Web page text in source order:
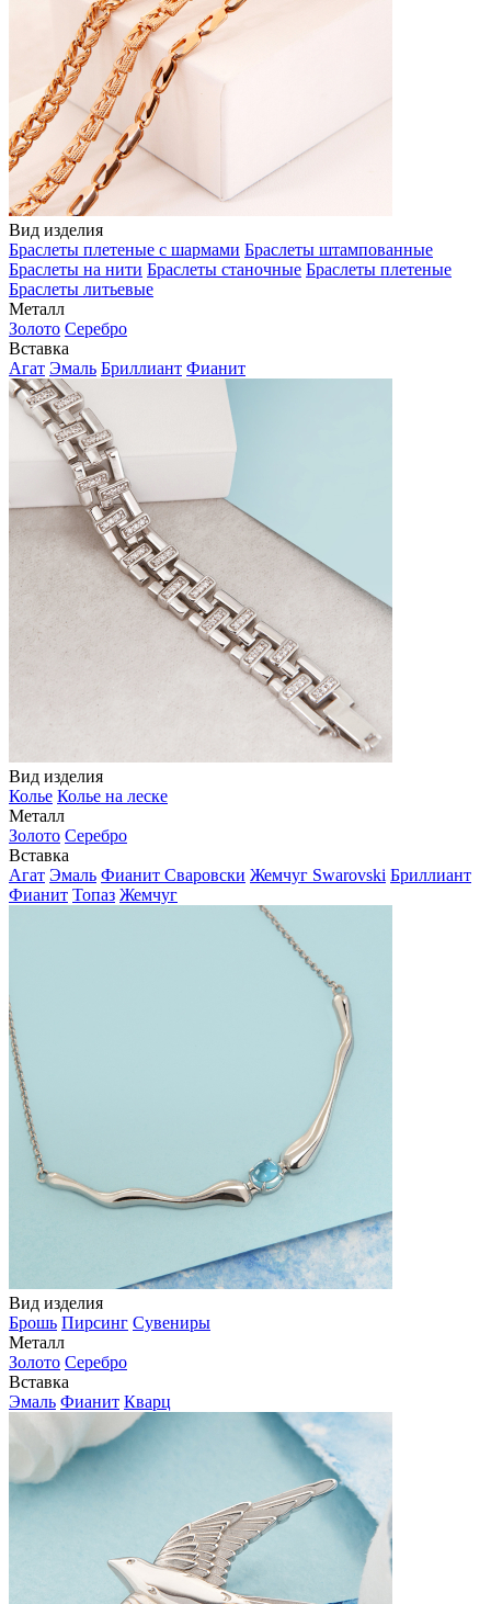
Вид изделия
Браслеты плетеные с шармами Браслеты штампованные
Браслеты на нити Браслеты станочные Браслеты плетеные
Браслеты литьевые
Металл
Золото Серебро
Вставка
Агат Эмаль Бриллиант Фианит
Вид изделия
Колье Колье на леске
Металл
Золото Серебро
Вставка
Агат Эмаль Фианит Сваровски Жемчуг Swarovski Бриллиант
Фианит Топаз Жемчуг
Вид изделия
Брошь Пирсинг Сувениры
Металл
Золото Серебро
Вставка
Эмаль Фианит Кварц